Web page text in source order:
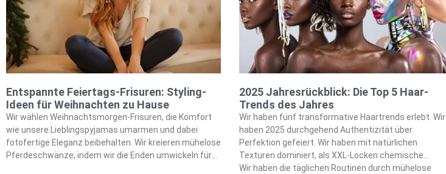
Entspannte Feiertags-Frisuren: Styling-
Ideen für Weihnachten zu Hause
Wir wählen Weihnachtsmorgen-Frisuren, die Komfort
wie unsere Lieblingspyjamas umarmen und dabei
fotofertige Eleganz beibehalten. Wir kreieren mühelose
Pferdeschwänze, indem wir die Enden umwickeln für
2025 Jahresrückblick: Die Top 5 Haar-
Trends des Jahres
Wir haben fünf transformative Haartrends erlebt. Wir
haben 2025 durchgehend Authentizität über
Perfektion gefeiert. Wir haben mit natürlichen
Texturen dominiert, als XXL-Locken chemische
Glättungsmethoden ersetzt haben. Wir haben reiche
Wir haben die täglichen Routinen durch mühelose